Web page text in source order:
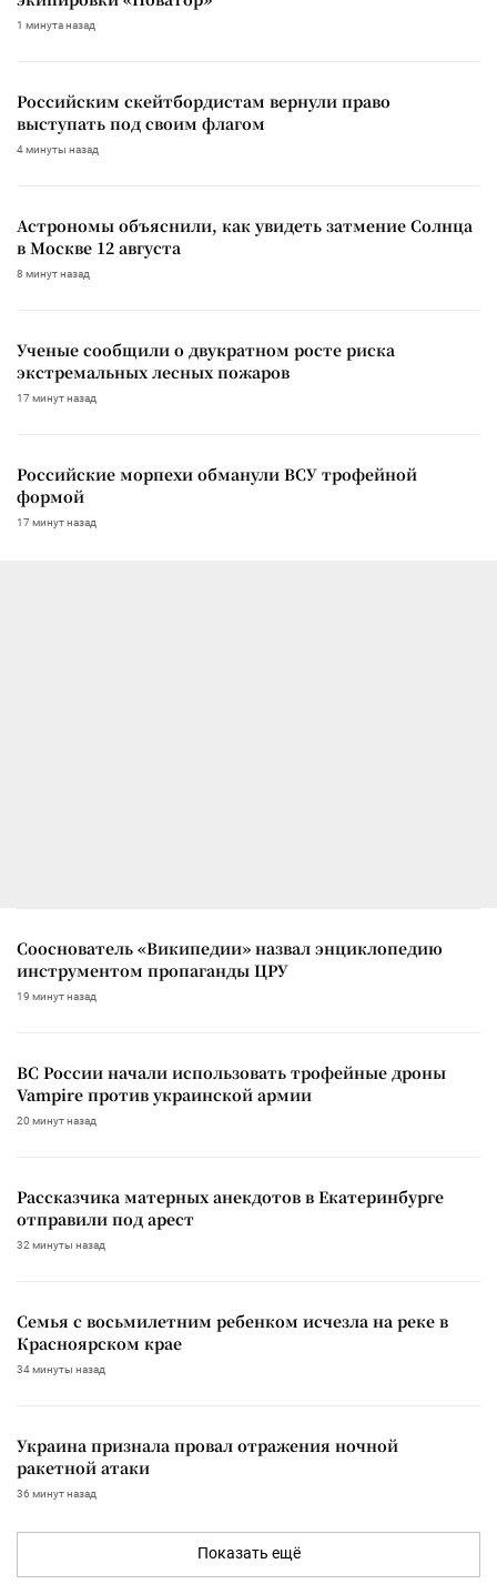
1 минута назад
Российским скейтбордистам вернули право
выступать под своим флагом
4 минуты назад
Астрономы объяснили, как увидеть затмение Солнца
в Москве 12 августа
8 минут назад
Ученые сообщили о двукратном росте риска
экстремальных лесных пожаров
17 минут назад
Российские морпехи обманули ВСУ трофейной
формой
17 минут назад
Сооснователь «Википедии» назвал энциклопедию
инструментом пропаганды ЦРУ
19 минут назад
ВС России начали использовать трофейные дроны
Vampire против украинской армии
20 минут назад
Рассказчика матерных анекдотов в Екатеринбурге
отправили под арест
32 минуты назад
Семья с восьмилетним ребенком исчезла на реке в
Красноярском крае
34 минуты назад
Украина признала провал отражения ночной
ракетной атаки
36 минут назад
Показать ещё